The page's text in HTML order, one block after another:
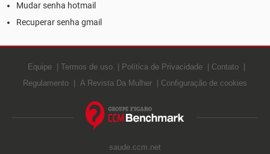
Mudar senha hotmail
Recuperar senha gmail
Equipe Termos de uso Política de Privacidade
Contato
Regulamento
A Revista Da Mulher Configuração de cookies
saude.ccm.net